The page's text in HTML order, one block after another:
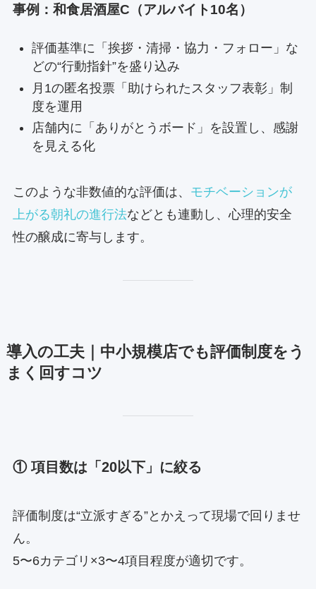
事例：和食居酒屋C（アルバイト10名）
評価基準に「挨拶・清掃・協力・フォロー」な
どの“行動指針”を盛り込み
月1の匿名投票「助けられたスタッフ表彰」制
度を運用
店舗内に「ありがとうボード」を設置し、感謝
を見える化
このような非数値的な評価は、 モチベーションが
上がる朝礼の進行法などとも連動し、心理的安全
性の醸成に寄与します。
導入の工夫｜中小規模店でも評価制度をう
まく回すコツ
① 項目数は「20以下」に絞る
評価制度は“立派すぎる”とかえって現場で回りませ
ん。
5〜6カテゴリ×3〜4項目程度が適切です。